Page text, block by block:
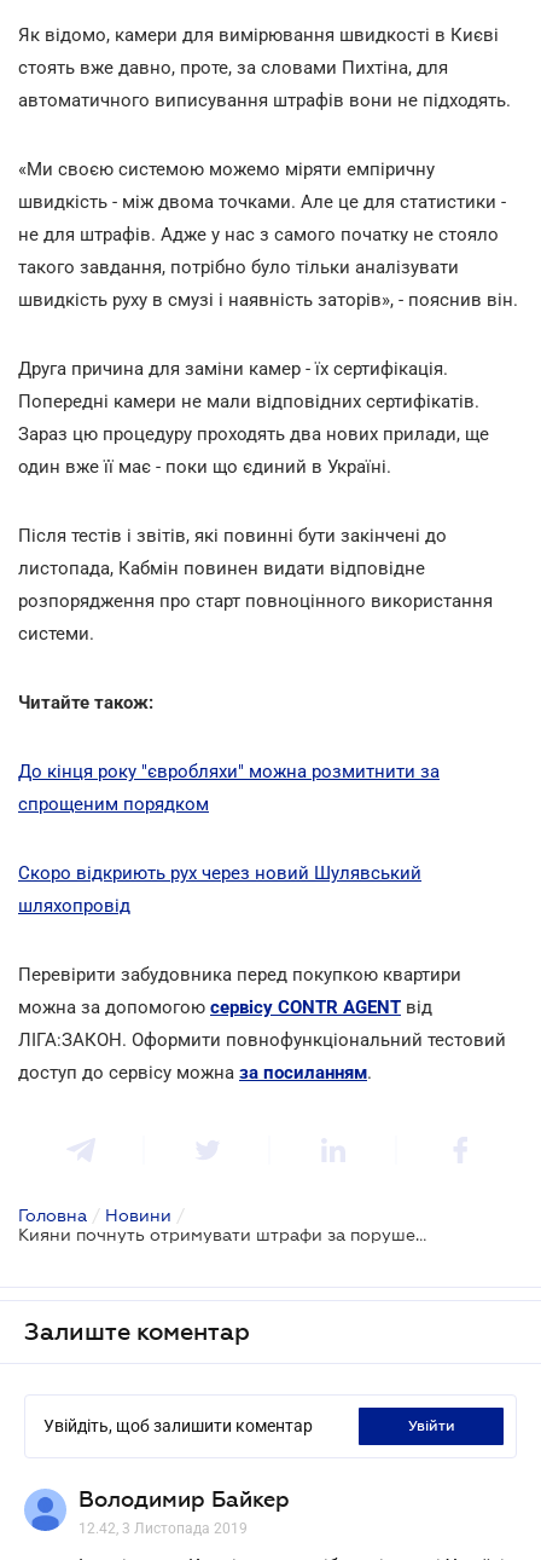
Як відомо, камери для вимірювання швидкості в Києві
стоять вже давно, проте, за словами Пихтіна, для
автоматичного виписування штрафів вони не підходять.
«Ми своєю системою можемо міряти емпіричну
швидкість - між двома точками. Але це для статистики -
не для штрафів. Адже у нас з самого початку не стояло
такого завдання, потрібно було тільки аналізувати
швидкість руху в смузі і наявність заторів», - пояснив він.
Друга причина для заміни камер - їх сертифікація.
Попередні камери не мали відповідних сертифікатів.
Зараз цю процедуру проходять два нових прилади, ще
один вже її має - поки що єдиний в Україні.
Після тестів і звітів, які повинні бути закінчені до
листопада, Кабмін повинен видати відповідне
розпорядження про старт повноцінного використання
системи.
Читайте також:
До кінця року "євробляхи" можна розмитнити за
спрощеним порядком
Скоро відкриють рух через новий Шулявський
шляхопровід
Перевірити забудовника перед покупкою квартири
можна за допомогою сервісу CONTR AGENT від
ЛІГА:ЗАКОН. Оформити повнофункціональний тестовий
доступ до сервісу можна за посиланням.
Головна / Новини /
Кияни почнуть отримувати штрафи за порушення, зафіксовані на дорожні камери
Залиште коментар
Увійдіть, щоб залишити коментар увійти
Володимир Байкер
12.42, 3 Листопада 2019